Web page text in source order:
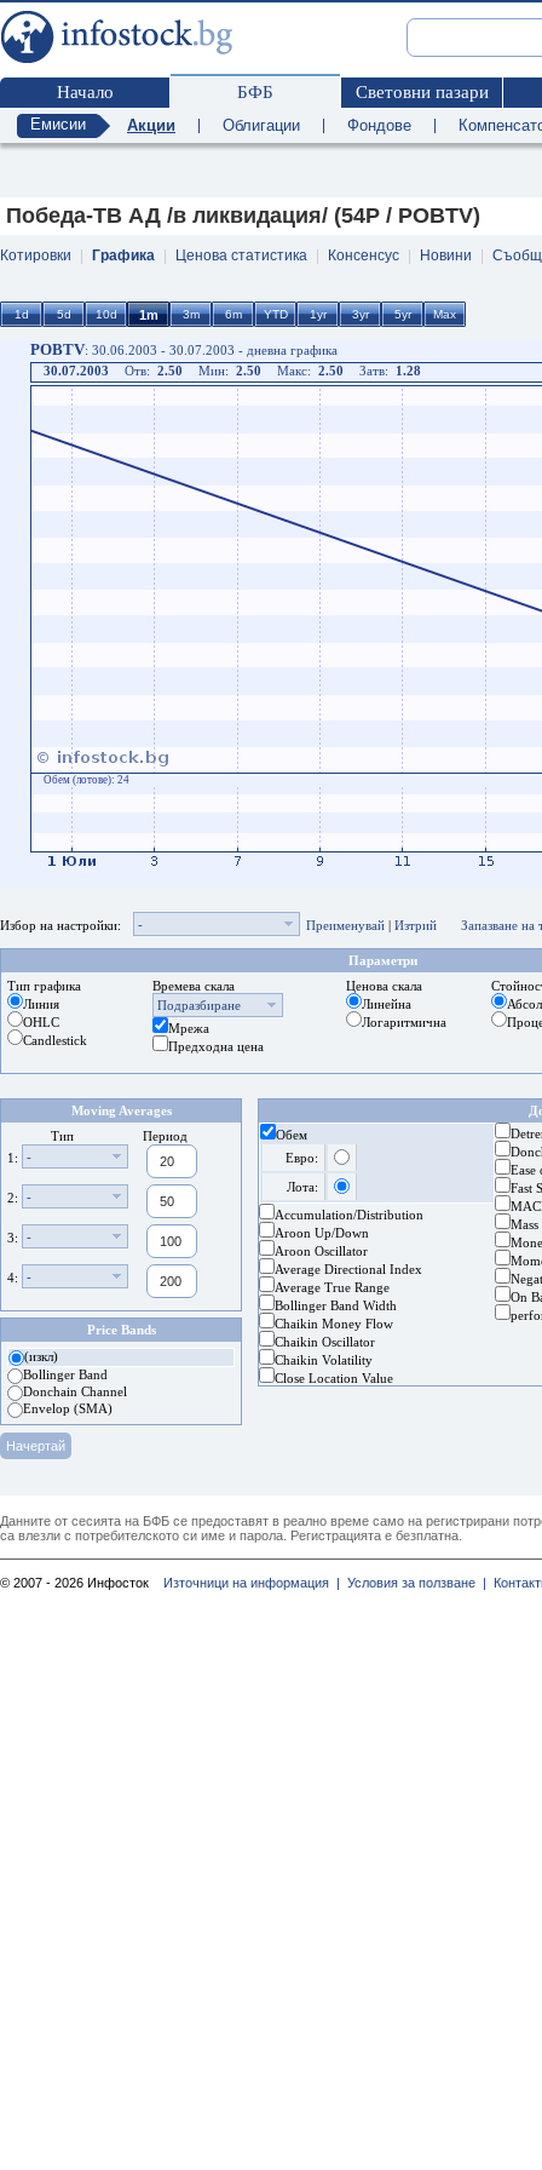
Начало БФБ Световни пазари
Емисии Акции Облигации Фондове
Победа-ТВ АД /в ликвидация/ (54P / POBTV)
Котировки Графика Ценова статистика Консенсус Новини
POBTV: 30.06.2003 - 30.07.2003 - дневна графика
30.07.2003
Отв: 2.50 Мин: 2.50 Макс: 2.50 Затв: 1.28
Обем (лотове): 24
Избор на настройки: - Преименувай | Изтрий Запазване на
Параметри
Тип графика
Линия
OHLC
Candlestick
Времева скала
Подразбиране
Мрежа
Предходна цена
Ценова скала
Линейна
Логаритмична
Moving Averages
Тип
Период
1:
-
2: -
3: -
4: -
Price Bands
(изкл)
Bollinger Band
Donchain Channel
Envelop (SMA)
Обем
Евро:
Лота:
Accumulation/Distribution
Aroon Up/Down
Aroon Oscillator
Average Directional Index
Average True Range
Bollinger Band Width
Chaikin Money Flow
Chaikin Oscillator
Chaikin Volatility
Close Location Value
Ease
Fast
On
Данните от сесията на БФБ се предоставят в реално време само на регистрирани
са влезли с потребителското си име и парола. Регистрацията е безплатна.
© 2007 - 2026 Инфосток Източници на информация | Условия за ползване |